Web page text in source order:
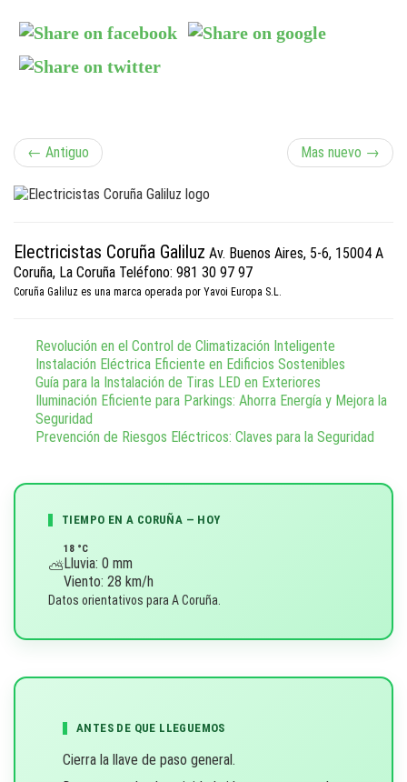
N
a
v
e
ó
l
a
← Antiguo Mas nuevo →
Electricistas Coruña Galiluz Av. Buenos Aires, 5-6, 15004 A
Coruña, La Coruña Teléfono: 981 30 97 97
Coruña Galiluz es una marca operada por Yavoi Europa S.L.
Revolución en el Control de Climatización Inteligente
Instalación Eléctrica Eficiente en Edificios Sostenibles
Guía para la Instalación de Tiras LED en Exteriores
Iluminación Eficiente para Parkings: Ahorra Energía y Mejora la
Seguridad
Prevención de Riesgos Eléctricos: Claves para la Seguridad
TIEMPO EN A CORUÑA — HOY
⛅
18 °C
Lluvia: 0 mm
Viento: 28 km/h
Datos orientativos para A Coruña.
ANTES DE QUE LLEGUEMOS
Cierra la llave de paso general.